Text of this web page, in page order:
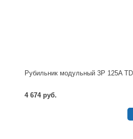
Рубильник модульный 3P 125A
4 674 руб.